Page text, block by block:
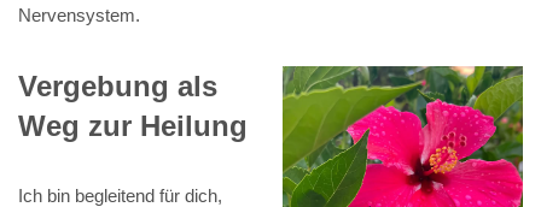
Nervensystem.
Vergebung als
Weg zur Heilung
Ich bin begleitend für dich,